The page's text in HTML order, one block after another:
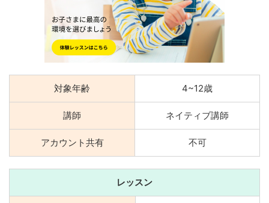
対象年齢 4~12歳
講師 ネイティブ講師
アカウント共有 不可
レッスン